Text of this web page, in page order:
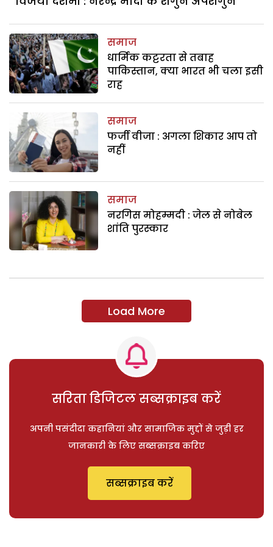
समाज
धार्मिक कट्टरता से तबाह
पाकिस्तान, क्या भारत भी चला इसी
राह
समाज
फर्जी वीजा : अगला शिकार आप तो
नहीं
समाज
नरगिस मोहम्मदी : जेल से नोबेल
शांति पुरस्कार
Load More
सरिता डिजिटल सब्सक्राइब करें
अपनी पसंदीदा कहानियां और सामाजिक मुद्दों से जुड़ी हर
जानकारी के लिए सब्सक्राइब करिए
सब्सक्राइब करें